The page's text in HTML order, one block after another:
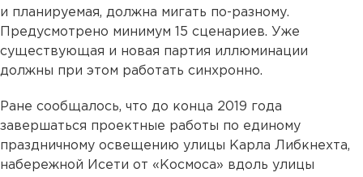
и планируемая, должна мигать по-разному.
Предусмотрено минимум 15 сценариев. Уже
существующая и новая партия иллюминации
должны при этом работать синхронно.
Ране сообщалось, что до конца 2019 года
завершаться проектные работы по единому
праздничному освещению улицы Карла Либкнехта,
набережной Исети от «Космоса» вдоль улицы